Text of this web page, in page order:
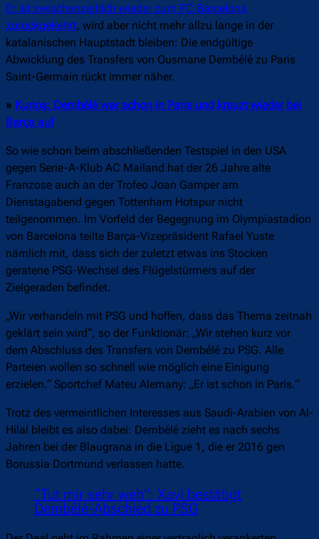
Er ist zwischenzeitlich wieder zum FC Barcelona
zurückgekehrt, wird aber nicht mehr allzu lange in der
katalanischen Hauptstadt bleiben: Die endgültige
Abwicklung des Transfers von Ousmane Dembélé zu Paris
Saint-Germain rückt immer näher.
» Kurios: Dembélé war schon in Paris und kreuzt wieder bei
Barça auf
So wie schon beim abschließenden Testspiel in den USA
gegen Serie-A-Klub AC Mailand hat der 26 Jahre alte
Franzose auch an der Trofeo Joan Gamper am
Dienstagabend gegen Tottenham Hotspur nicht
teilgenommen. Im Vorfeld der Begegnung im Olympiastadion
von Barcelona teilte Barça-Vizepräsident Rafael Yuste
nämlich mit, dass sich der zuletzt etwas ins Stocken
geratene PSG-Wechsel des Flügelstürmers auf der
Zielgeraden befindet.
„Wir verhandeln mit PSG und hoffen, dass das Thema zeitnah
geklärt sein wird“, so der Funktionär: „Wir stehen kurz vor
dem Abschluss des Transfers von Dembélé zu PSG. Alle
Parteien wollen so schnell wie möglich eine Einigung
erzielen.“ Sportchef Mateu Alemany: „Er ist schon in Paris.“
Trotz des vermeintlichen Interesses aus Saudi-Arabien von Al-
Hilal bleibt es also dabei: Dembélé zieht es nach sechs
Jahren bei der Blaugrana in die Ligue 1, die er 2016 gen
Borussia Dortmund verlassen hatte.
“Tut mir sehr weh”: Xavi bestätigt
Dembélé-Abschied zu PSG